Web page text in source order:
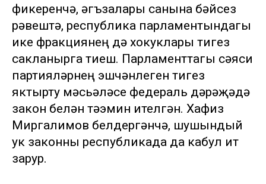
фикеренчә, әгъзалары санына бәйсез
рәвештә, республика парламентындагы
ике фракциянең дә хокуклары тигез
сакланырга тиеш. Парламенттагы сәяси
партияләрнең эшчәнлеген тигез
яктырту мәсьәләсе федераль дәрәҗәдә
закон белән тәэмин ителгән. Хафиз
Миргалимов белдергәнчә, шушындый
ук законны республикада да кабул итү
зарур.